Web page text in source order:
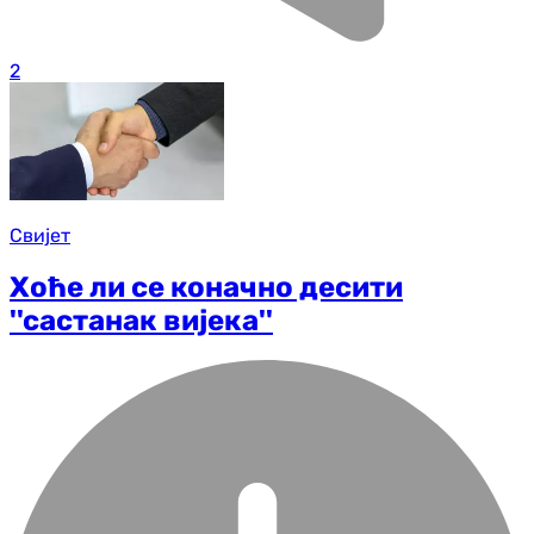
2
Свијет
Хоће ли се коначно десити
''састанак вијека''